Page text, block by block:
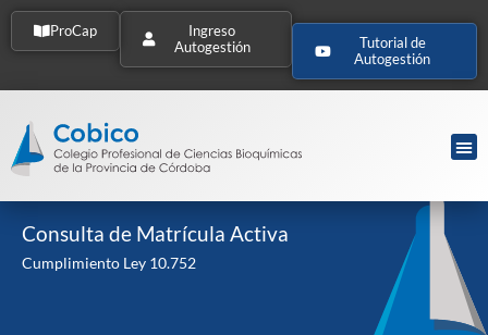
ProCap
Ingreso
Autogestión
Tutorial de
Autogestión
Consulta de Matrícula Activa
Cumplimiento Ley 10.752